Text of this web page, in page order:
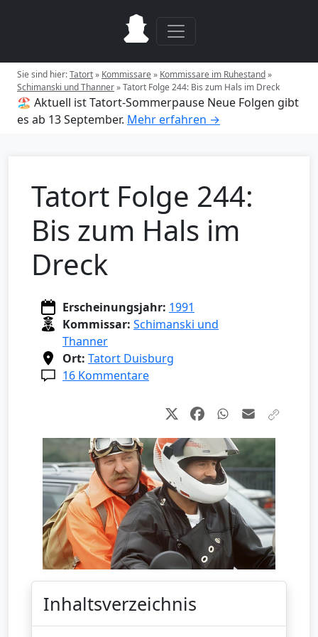
Sie sind hier:Tatort» Kommissare» Kommissare im Ruhestand»
Schimanski und Thanner»Tatort Folge 244: Bis zum Hals im Dreck
🏖️ Aktuell ist Tatort-Sommerpause Neue Folgen gibt
es ab 13 September. Mehr erfahren →
Tatort Folge 244:
Bis zum Hals im
Dreck
Erscheinungsjahr: 1991
Kommissar: Schimanski und
Thanner
Ort: Tatort Duisburg
16 Kommentare
Inhaltsverzeichnis